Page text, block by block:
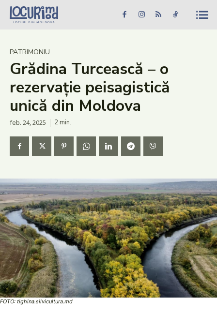
Caută în site... Căutare
Știri
Evenimente
Dezvoltare rurală
Vinării
Patrimoniu
Produs Acasă
PATRIMONIU
Grădina Turcească – o
rezervație peisagistică
unică din Moldova
feb. 24, 2025 2min.
FOTO: tighina.silvicultura.md